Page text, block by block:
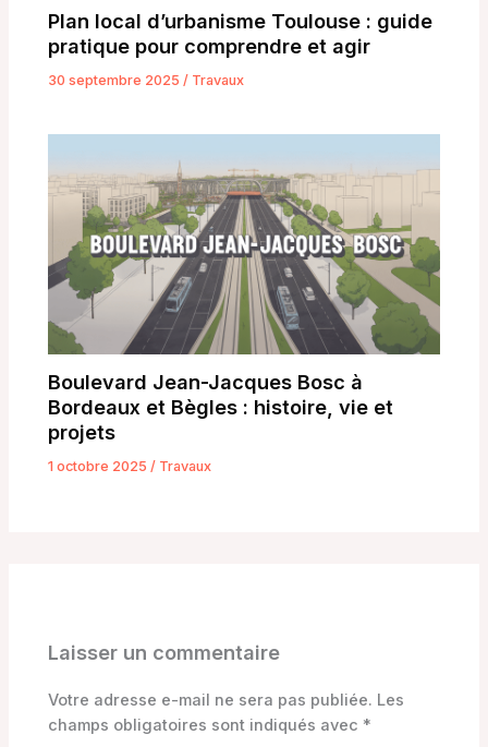
Plan local d’urbanisme Toulouse : guide
pratique pour comprendre et agir
30 septembre 2025/ Travaux
Boulevard Jean-Jacques Bosc à
Bordeaux et Bègles : histoire, vie et
projets
1 octobre 2025/ Travaux
Laisser un commentaire
Votre adresse e-mail ne sera pas publiée. Les
champs obligatoires sont indiqués avec *